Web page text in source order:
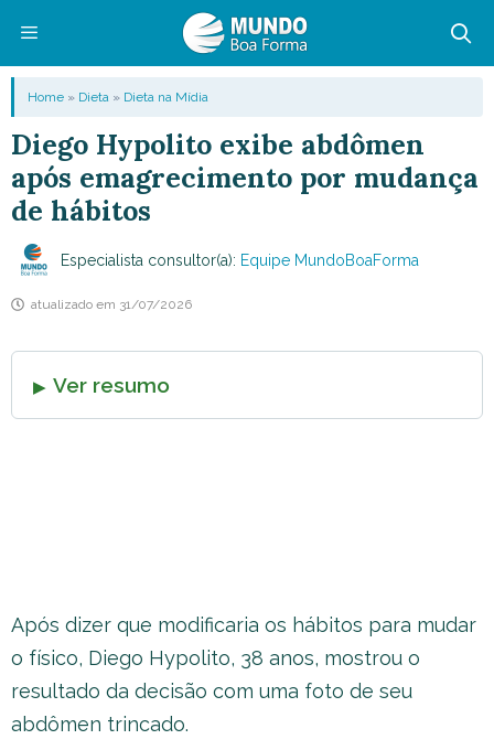
conteúdo
Menu
Home » Dieta » Dieta na Mídia
Diego Hypolito exibe abdômen
após emagrecimento por mudança
de hábitos
Especialista consultor(a): Equipe MundoBoaForma
atualizado em 31/07/2026
Ver resumo
Após dizer que modificaria os hábitos para mudar
o físico, Diego Hypolito, 38 anos, mostrou o
resultado da decisão com uma foto de seu
abdômen trincado.